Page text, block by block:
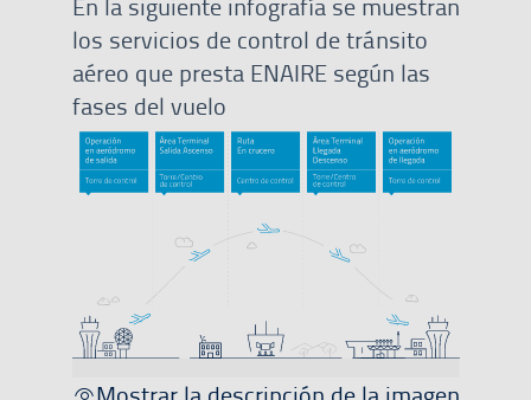
los servicios de control de tránsito
aéreo que presta ENAIRE según las
fases del vuelo